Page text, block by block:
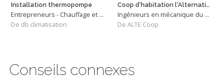
Installation thermopompe
Entrepreneurs - Chauffage et Climatisation
De db climatisation
Coop d'habitation l'Alternative - simulation énergétique
Ingénieurs en mécanique du bâtiment
De ALTE Coop
Conseils connexes